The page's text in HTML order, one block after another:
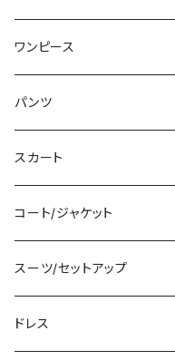
Tシャツ/カットソー
タンクトップ/キャミソール
シャツ/ブラウス
ベアトップ/チューブトップ
カーディガン/ボレロ
ニット/セーター
ワンピース
ミニ/ショート
ミディアム/ミモレ
ロング/マキシ
袖付き
ノースリーブ
パンツ
ショート丈
クロップド丈
ロング丈
デニム
スカート
ミニ/ショート
ミディアム/ミモレ
ロング
コート/ジャケット
コート
ジャケット
スーツ/セットアップ
パンツスーツ
ドレス